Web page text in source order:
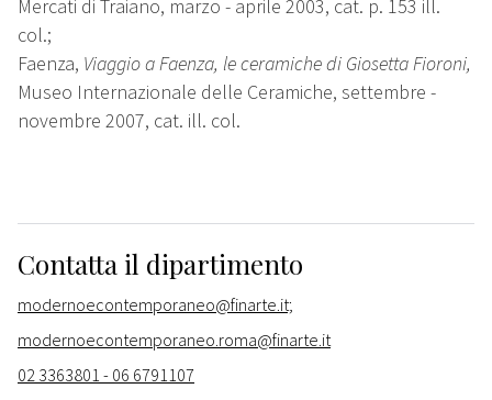
Mercati di Traiano, marzo - aprile 2003, cat. p. 153 ill.
col.;
Faenza, Viaggio a Faenza, le ceramiche di Giosetta Fioroni,
Museo Internazionale delle Ceramiche, settembre -
novembre 2007, cat. ill. col.
Contatta il dipartimento
modernoecontemporaneo@finarte.it;
modernoecontemporaneo.roma@finarte.it
02 3363801 - 06 6791107